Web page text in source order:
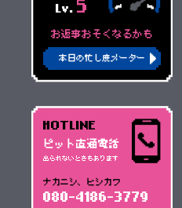
Lv. 5
お返事おそくなるかも
本日の忙し度メーター
HOTLINE
ピット直通電話
出られないときもあります
ナカニシ、ヒシカワ
080-4186-3779